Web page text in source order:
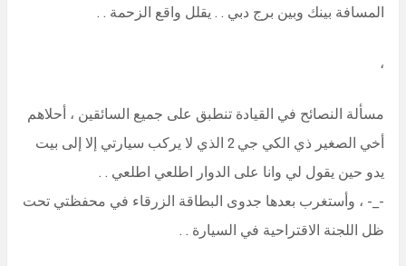
المسافة بينك وبين برج دبي . . يقلل واقع الزحمة . .
،
مسألة النصائح في القيادة تنطبق على جميع السائقين ، أحلاهم
أخي الصغير ذي الكي جي 2 الذي لا يركب سيارتي إلا إلى بيت
يدو حين يقول لي وانا على الدوار اطلعي اطلعي . .
-_- ، وأستغرب بعدها جدوى البطاقة الزرقاء في محفظتي تحت
ظل اللجنة الاقتراحية في السيارة . .